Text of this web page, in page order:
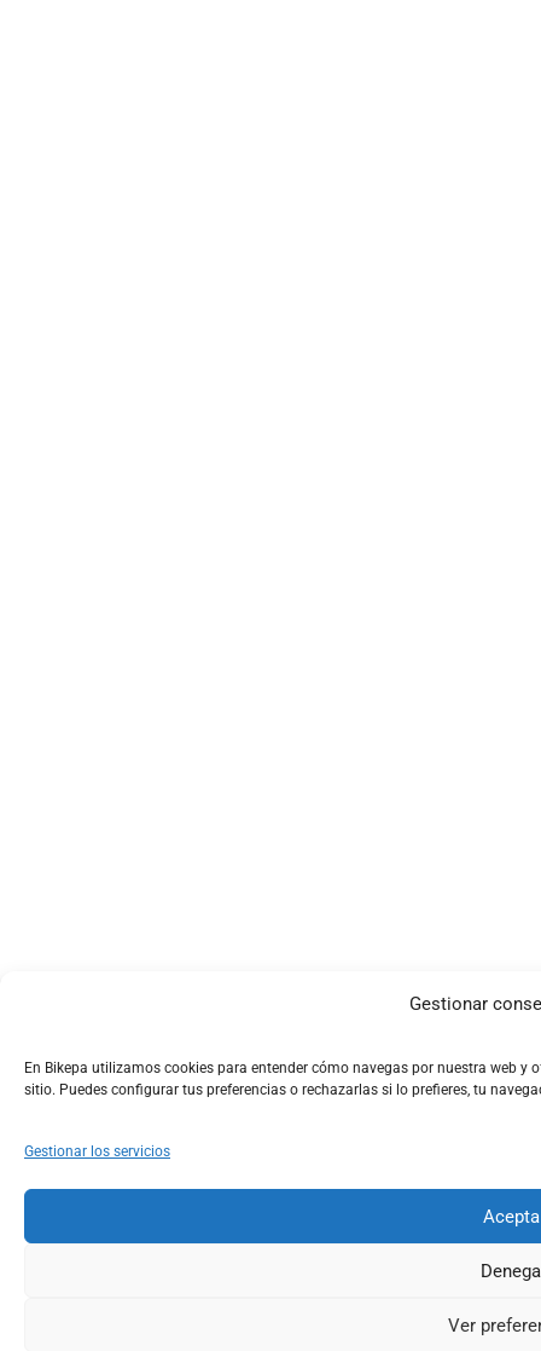
Gestionar
En Bikepa utilizamos cookies para entender cómo navegas por nuestra web
sitio. Puedes configurar tus preferencias o rechazarlas si lo prefieres, tu
Gestionar los servicios
Ver